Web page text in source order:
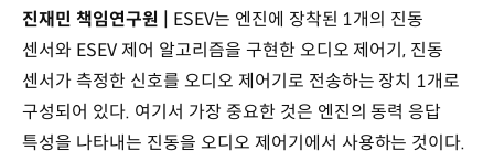
진재민 책임연구원 |
ESEV는 엔진에 장착된 1개의 진동
센서와 ESEV 제어 알고리즘을 구현한 오디오 제어기, 진동
센서가 측정한 신호를 오디오 제어기로 전송하는 장치 1개로
구성되어 있다. 여기서 가장 중요한 것은 엔진의 동력 응답
특성을 나타내는 진동을 오디오 제어기에서 사용하는 것이다.